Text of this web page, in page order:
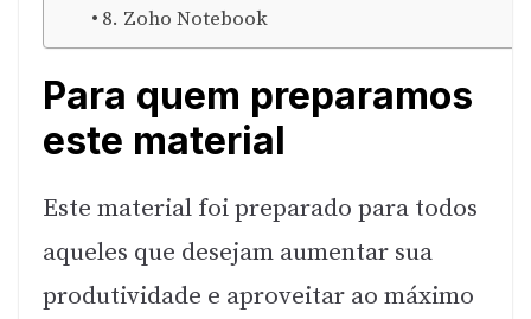
8. Zoho Notebook
Para quem preparamos
este material
Este material foi preparado para todos
aqueles que desejam aumentar sua
produtividade e aproveitar ao máximo